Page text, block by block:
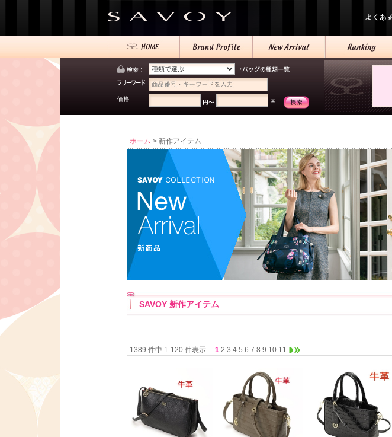
ホーム > 新作アイテム
SAVOY 新作アイテム
1389 件中 1-120 件表示 1 2 3 4 5 6 7 8 9 10 11